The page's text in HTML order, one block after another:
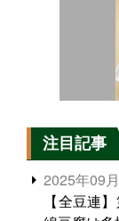
注目記事
2025年09
【全豆連